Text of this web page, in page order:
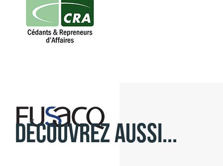
Découvrez aussi...